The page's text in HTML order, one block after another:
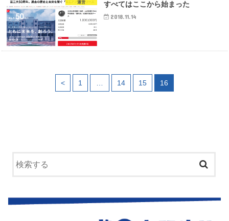
運営 すべてはここから始まった
2018.11.14
< 1 … 14 15 16